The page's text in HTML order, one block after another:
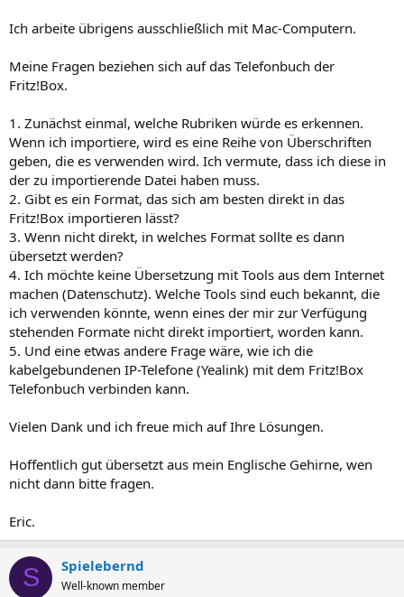
Ich arbeite übrigens ausschließlich mit Mac-Computern.
Meine Fragen beziehen sich auf das Telefonbuch der
Fritz!Box.
1. Zunächst einmal, welche Rubriken würde es erkennen.
Wenn ich importiere, wird es eine Reihe von Überschriften
geben, die es verwenden wird. Ich vermute, dass ich diese in
der zu importierende Datei haben muss.
2. Gibt es ein Format, das sich am besten direkt in das
Fritz!Box importieren lässt?
3. Wenn nicht direkt, in welches Format sollte es dann
übersetzt werden?
4. Ich möchte keine Übersetzung mit Tools aus dem Internet
machen (Datenschutz). Welche Tools sind euch bekannt, die
ich verwenden könnte, wenn eines der mir zur Verfügung
stehenden Formate nicht direkt importiert, worden kann.
5. Und eine etwas andere Frage wäre, wie ich die
kabelgebundenen IP-Telefone (Yealink) mit dem Fritz!Box
Telefonbuch verbinden kann.
Vielen Dank und ich freue mich auf Ihre Lösungen.
Hoffentlich gut übersetzt aus mein Englische Gehirne, wen
nicht dann bitte fragen.
Eric.
S Spielebernd
Well-known member